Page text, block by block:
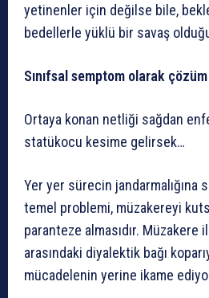
yetinenler için değilse bile,
bedellerle yüklü bir savaş
Sınıfsal semptom olarak
Ortaya konan netliği sağdan
statükocu kesime gelirsek…
Yer yer sürecin jandarmalığına
temel problemi, müzakereyi
paranteze almasıdır. Müzakere
arasındaki diyalektik bağı
mücadelenin yerine ikame